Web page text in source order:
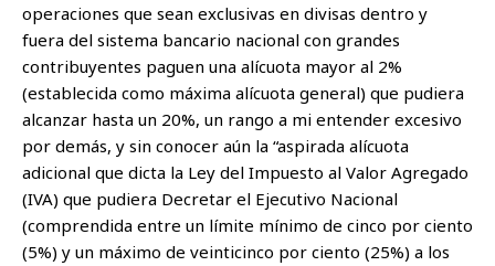
operaciones que sean exclusivas en divisas dentro y
fuera del sistema bancario nacional con grandes
contribuyentes paguen una alícuota mayor al 2%
(establecida como máxima alícuota general) que pudiera
alcanzar hasta un 20%, un rango a mi entender excesivo
por demás, y sin conocer aún la “aspirada alícuota
adicional que dicta la Ley del Impuesto al Valor Agregado
(IVA) que pudiera Decretar el Ejecutivo Nacional
(comprendida entre un límite mínimo de cinco por ciento
(5%) y un máximo de veinticinco por ciento (25%) a los